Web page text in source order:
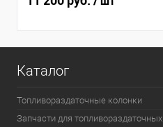
Каталог
Топливораздаточные колонки
Запчасти для топливораздаточных